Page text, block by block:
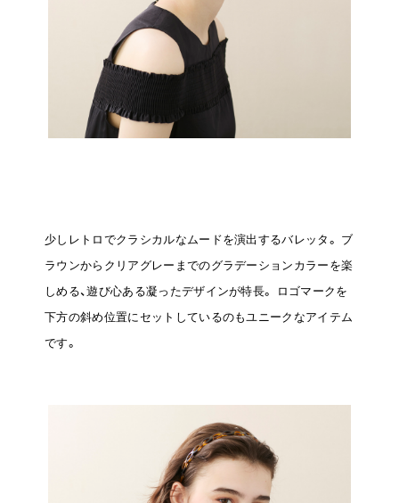
少しレトロでクラシカルなムードを演出するバレッタ。 ブ
ラウンからクリアグレーまでのグラデーションカラーを楽
しめる、遊び心ある凝ったデザインが特長。 ロゴマークを
下方の斜め位置にセットしているのもユニークなアイテム
です。